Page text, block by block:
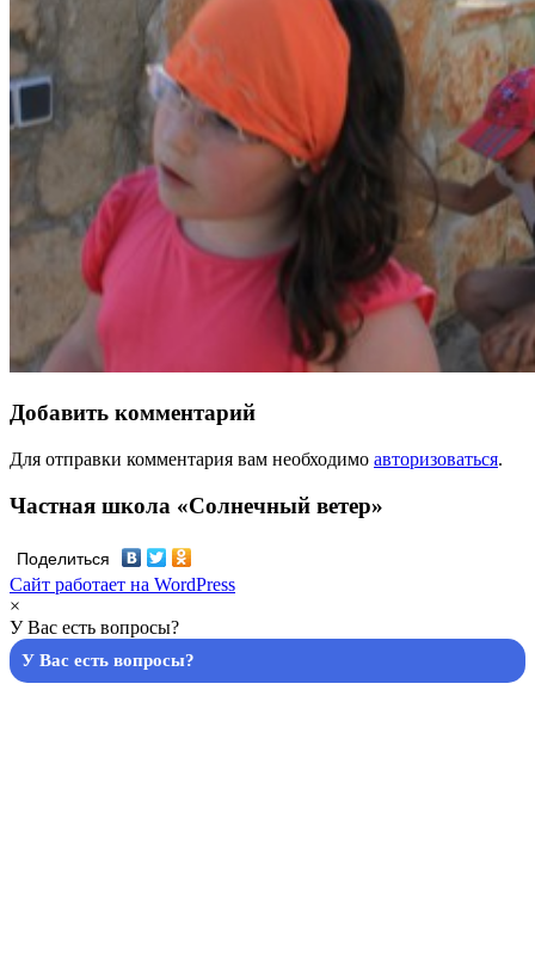
Добавить комментарий
Для отправки комментария вам необходимо авторизоваться.
Частная школа «Солнечный ветер»
Поделиться
Сайт работает на WordPress
×
У Вас есть вопросы?
У Вас есть вопросы?